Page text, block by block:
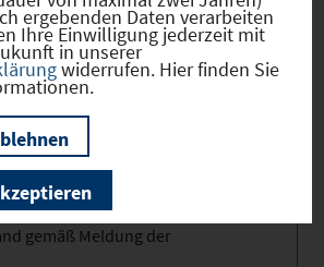
2026 295 *
2024
gemäß Meldung der
ergebenden Daten verarbeiten
Ihre Einwilligung jederzeit mit
in unserer
widerrufen. Hier finden Sie